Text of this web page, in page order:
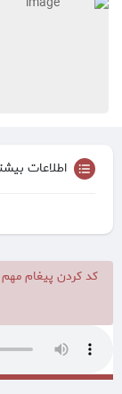
اطلاعات
کد کردن پیغام